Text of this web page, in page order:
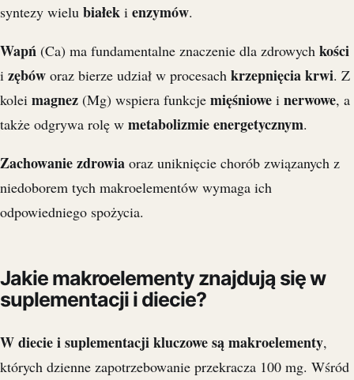
syntezy wielu białek i enzymów.
Wapń (Ca) ma fundamentalne znaczenie dla zdrowych kości
i zębów oraz bierze udział w procesach krzepnięcia krwi. Z
kolei magnez (Mg) wspiera funkcje mięśniowe i nerwowe, a
także odgrywa rolę w metabolizmie energetycznym.
Zachowanie zdrowia oraz uniknięcie chorób związanych z
niedoborem tych makroelementów wymaga ich
odpowiedniego spożycia.
Jakie makroelementy znajdują się w
suplementacji i diecie?
W diecie i suplementacji kluczowe są makroelementy,
których dzienne zapotrzebowanie przekracza 100 mg. Wśród